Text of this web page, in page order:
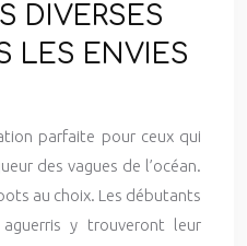
DIVERSES
LES ENVIES
parfaite pour ceux qui
des vagues de l’océan.
au choix. Les débutants
y trouveront leur